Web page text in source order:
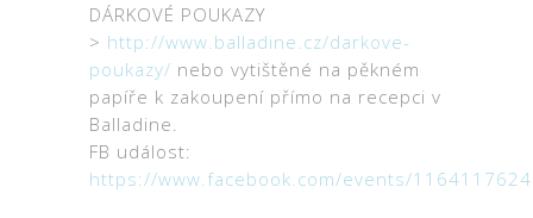
DÁRKOVÉ POUKAZY
> http://www.balladine.cz/darkove-
poukazy/ nebo vytištěné na pěkném
papíře k zakoupení přímo na recepci v
Balladine.
FB událost:
https://www.facebook.com/events/